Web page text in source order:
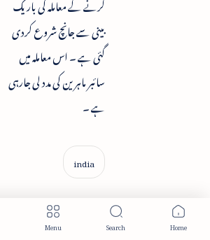
بینی سے جانچ شروع کردی
گئی ہے ۔ اس معاملہ میں
سائبر ماہرین کی مدد لی جارہی
ہے ۔